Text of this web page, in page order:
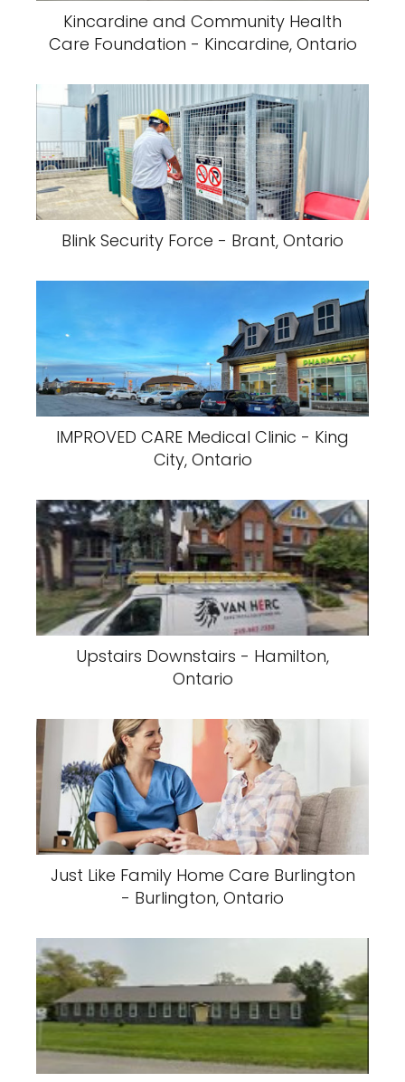
Kincardine and Community Health
Care Foundation - Kincardine, Ontario
Blink Security Force - Brant, Ontario
IMPROVED CARE Medical Clinic - King
City, Ontario
Upstairs Downstairs - Hamilton,
Ontario
Just Like Family Home Care Burlington
- Burlington, Ontario